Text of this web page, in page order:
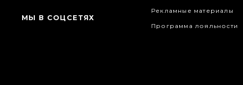
МЫ В СОЦСЕТЯХ
Рекламные материалы
Программа лояльности